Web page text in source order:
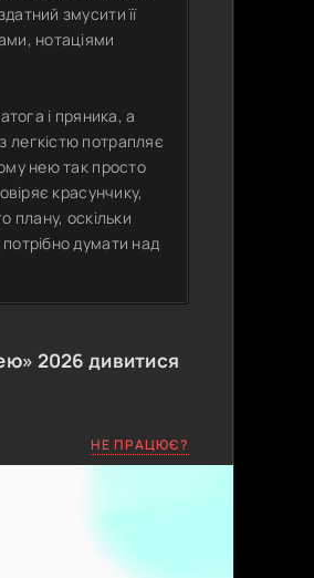
змусити її
нотаціями
і пряника, а
легкістю потрапляє
нею так просто
красунчику,
плану, оскільки
думати над
2026 дивитися
НЕ ПРАЦЮЄ?